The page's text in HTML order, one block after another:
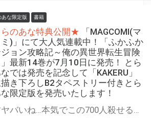
あな限定版 書籍
のあな特典公開★
「MAGCOMI(マ
)」にて大人気連載中！「ふかふか
ョン攻略記～俺の異世界転生冒険
最新14巻が7月10日に発売！ とら
では発売を記念して「KAKERU」
き下ろしB2タペストリー付きとら
限定版を発売いたします！